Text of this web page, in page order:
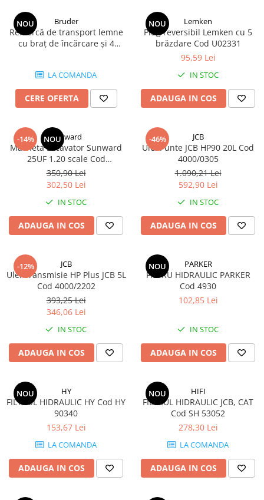
NOU Bruder
Remorcă de transport lemne
cu braț de încărcare și 4
LA COMANDA
CERE OFERTA
NOU Lemken
Plug reversibil Lemken cu 5
brăzdare Cod U02331
95,59 Lei
IN STOC
ADAUGA IN COS
-14% NOU
Sunward
Macheta Excavator Sunward
25UF 1.20 scale Cod
MATMD25UF
350,90 Lei
302,50 Lei
IN STOC
ADAUGA IN COS
-46% JCB
Ulei Punte JCB HP90 20L Cod
4000/0305
1.090,21 Lei
592,90 Lei
IN STOC
ADAUGA IN COS
-12% JCB
Ulei Transmisie HP Plus JCB 5L
Cod 4000/2202
393,25 Lei
346,06 Lei
IN STOC
ADAUGA IN COS
NOU PARKER
FILTRU HIDRAULIC PARKER
Cod 4930
102,85 Lei
IN STOC
ADAUGA IN COS
NOU HY
FILTRUL HIDRAULIC HY Cod HY
90340
153,67 Lei
LA COMANDA
ADAUGA IN COS
NOU HIFI
FILTRUL HIDRAULIC JCB, CAT
Cod SH 53052
278,30 Lei
LA COMANDA
ADAUGA IN COS